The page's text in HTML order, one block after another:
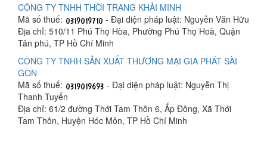
CÔNG TY TNHH THỜI TRANG KHẢI MINH
Mã số thuế:
- Đại diện pháp luật: Nguyễn Văn Hữu
Địa chỉ: 510/11 Phú Thọ Hòa, Phường Phú Thọ Hoà, Quận
Tân phú, TP Hồ Chí Minh
CÔNG TY TNHH SẢN XUẤT THƯƠNG MẠI GIA PHÁT SÀI
GÒN
Mã số thuế:
- Đại diện pháp luật: Nguyễn Thị
Thanh Tuyển
Địa chỉ: 61/2 đường Thới Tam Thôn 6, Ấp Đông, Xã Thới
Tam Thôn, Huyện Hóc Môn, TP Hồ Chí Minh